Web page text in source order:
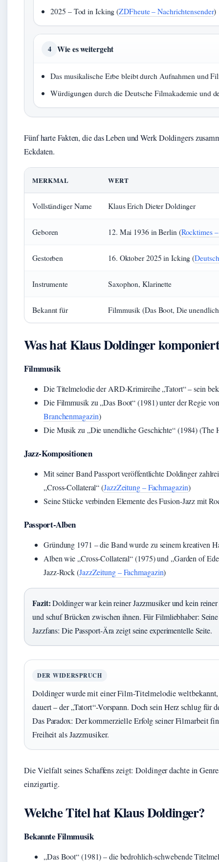
2025 – Tod in Icking (ZDFheute – Nachrichtensender)
4 Wie es weitergeht
Das musikalische Erbe bleibt durch Aufnahmen und
Würdigungen durch die Deutsche Filmakademie und
Fünf harte Fakten, die das Leben und Werk Doldingers
Eckdaten.
MERKMAL WERT
Vollständiger Name Klaus Erich Dieter Doldinger
Geboren 12. Mai 1936 in Berlin (Rocktimes
Gestorben 16. Oktober 2025 in Icking (
Instrumente Saxophon, Klarinette
Bekannt für Filmmusik (Das Boot, Die
Was hat Klaus Doldinger
Filmmusik
Die Titelmelodie der ARD-Krimireihe „Tatort“ – sein
Die Filmmusik zu „Das Boot“ (1981) unter der Regie
Branchenmagazin)
Die Musik zu „Die unendliche Geschichte“ (1984)
Jazz-Kompositionen
Mit seiner Band Passport veröffentlichte Doldinger
„Cross-Collateral“ (JazzZeitung – Fachmagazin)
Seine Stücke verbinden Elemente des Fusion-Jazz mit
Passport-Alben
Gründung 1971 – die Band wurde zu seinem kreativen
Alben wie „Cross-Collateral“ (1975) und „Garden of
Jazz-Rock (JazzZeitung – Fachmagazin)
Fazit:Doldinger war kein reiner Jazzmusiker und kein
und schuf Brücken zwischen ihnen. Für Filmliebhaber:
Jazzfans: Die Passport-Ära zeigt seine experimentelle Seite.
DER WIDERSPRUCH
Doldinger wurde mit einer Film-Titelmelodie weltbekannt,
dauert – der „Tatort“-Vorspann. Doch sein Herz schlug für
Das Paradox: Der kommerzielle Erfolg seiner Filmarbeit
Freiheit als Jazzmusiker.
Die Vielfalt seines Schaffens zeigt: Doldinger dachte in
einzigartig.
Welche Titel hat Klaus Doldinger?
Bekannte Filmmusik
„Das Boot“ (1981) – die bedrohlich-schwebende